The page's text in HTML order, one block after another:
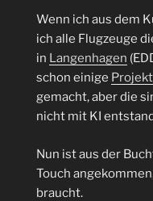
Wenn ich aus dem
ich alle Flugzeuge
in Langenhagen
schon einige
gemacht, aber die
nicht mit KI
Nun ist aus der
Touch
braucht.